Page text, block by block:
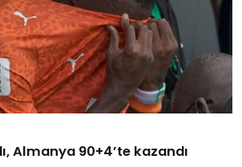
Almanya 90+4’te kazandı